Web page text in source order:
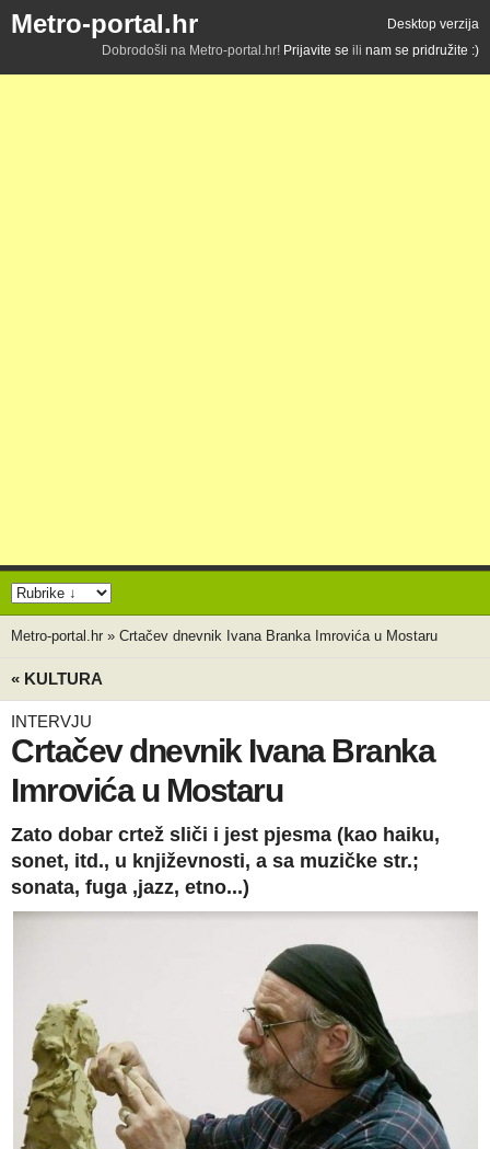
Metro-portal.hr
Desktop verzija
Dobrodošli na Metro-portal.hr! Prijavite se ili nam se pridružite :)
Metro-portal.hr » Crtačev dnevnik Ivana Branka Imrovića u Mostaru
« KULTURA
INTERVJU
Crtačev dnevnik Ivana Branka
Imrovića u Mostaru
Zato dobar crtež sliči i jest pjesma (kao haiku,
sonet, itd., u književnosti, a sa muzičke str.;
sonata, fuga ,jazz, etno...)